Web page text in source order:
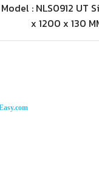
Model : NLS0912 UT
x 1200 x 130